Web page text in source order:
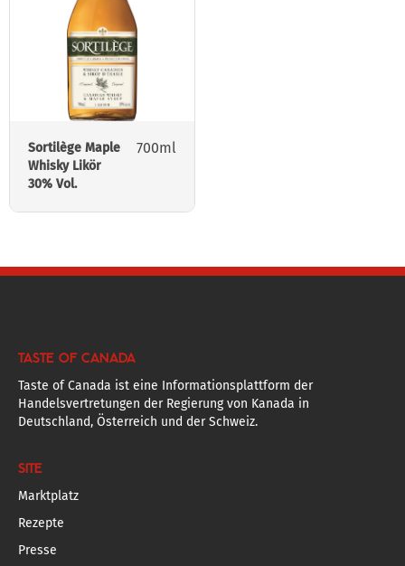
Sortilège Maple
Whisky Likör
30% Vol.
700ml
TASTE OF CANADA
Taste of Canada ist eine Informationsplattform der
Handelsvertretungen der Regierung von Kanada in
Deutschland, Österreich und der Schweiz.
SITE
Marktplatz
Rezepte
Presse